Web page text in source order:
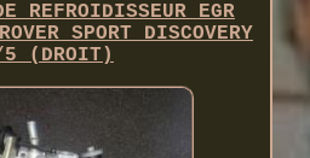
REFROIDISSEUR EGR
SPORT DISCOVERY
(DROIT)